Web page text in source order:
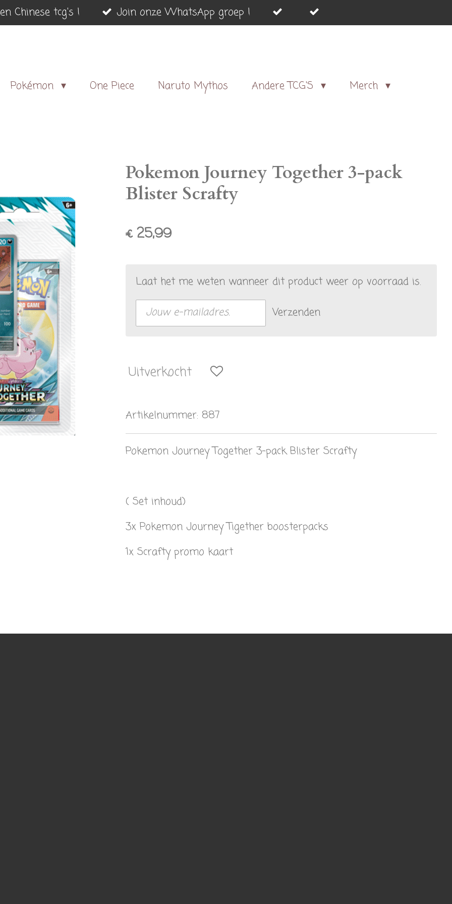
Chinese tcg's ! Join onze WhatsApp groep !
Pokémon One Piece Naruto Mythos Andere TCG'S
Merch
Pokemon Journey Together 3-pack
Blister Scrafty
€ 25,99
Laat het me weten wanneer dit product weer op voorraad is.
Verzenden
Uitverkocht
Artikelnummer: 887
Pokemon Journey Together 3-pack Blister Scrafty
( Set inhoud)
3x Pokemon Journey Tigether boosterpacks
1x Scrafty promo kaart